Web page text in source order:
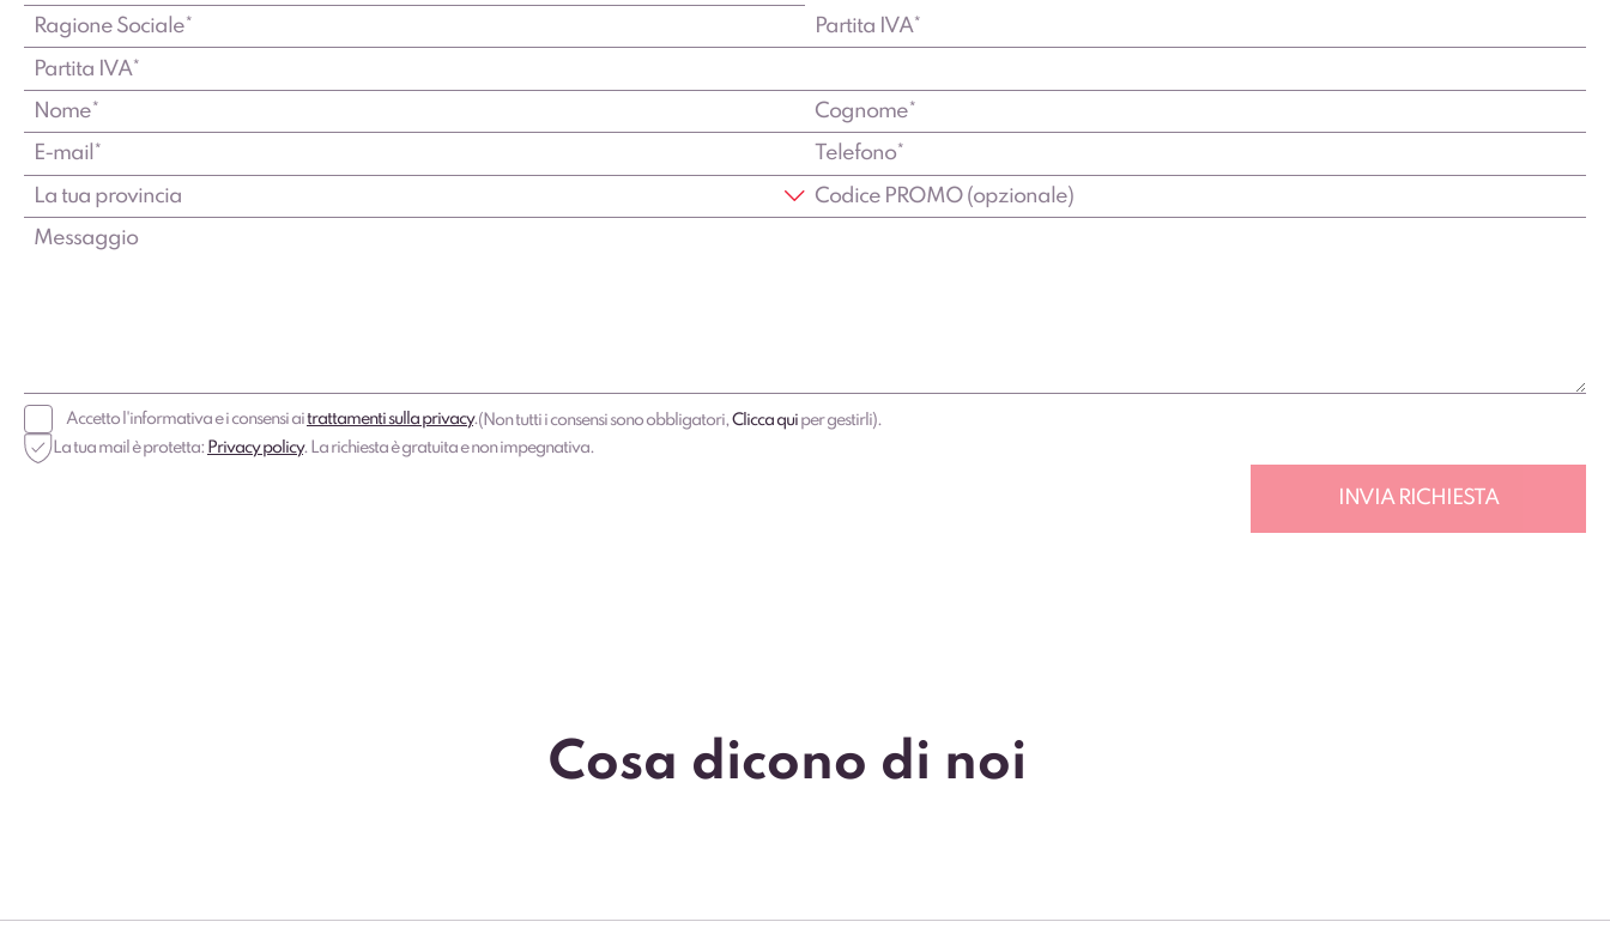
Accetto l'informativa e i consensi aitrattamenti sulla privacy.(Non tutti i consensi sono obbligatori, Clicca qui per gestirli).
La tua mail è protetta: Privacy policy. La richiesta è gratuita e non impegnativa.
Cosa dicono di noi